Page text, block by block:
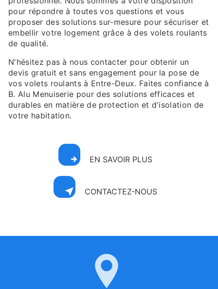
pour répondre à toutes vos questions et vous
proposer des solutions sur-mesure pour sécuriser et
embellir votre logement grâce à des volets roulants
de qualité.
N'hésitez pas à nous contacter pour obtenir un
devis gratuit et sans engagement pour la pose de
vos volets roulants à Entre-Deux. Faites confiance à
B. Alu Menuiserie pour des solutions efficaces et
durables en matière de protection et d'isolation de
votre habitation.
EN SAVOIR PLUS
CONTACTEZ-NOUS